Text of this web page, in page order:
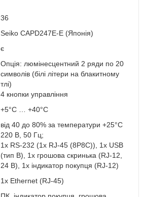
36
Seiko CAPD247E-E (Японія)
є
Опція: люмінесцентний 2 ряди по 20
символів (білі літери на блакитному
тлі)
4 кнопки управління
+5°C … +40°C
від 40 до 80% за температури +25°С
220 В, 50 Гц;
1x RS-232 (1x RJ-45 (8P8C)), 1x USB
(тип В), 1x грошова скринька (RJ-12,
24 В), 1x індикатор покупця (RJ-12)
1x Ethernet (RJ-45)